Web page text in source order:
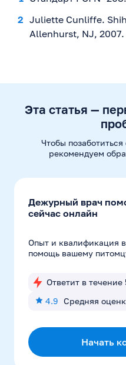
Juliette Cunliffe.
Allenhurst, NJ, 2007.
Эта статья —
Чтобы
рекомендуем
Дежурный врач
сейчас онлайн
Опыт и квалификация
помощь вашему
Ответит в течение
4.9 Средняя
Начать